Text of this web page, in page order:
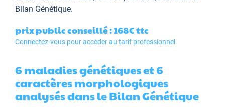
Bilan Génétique.
prix public conseillé : 168€ttc
Connectez-vous pour accéder au tarif professionnel
6 maladies génétiques et 6
caractères morphologiques
analysés dans le Bilan Génétique